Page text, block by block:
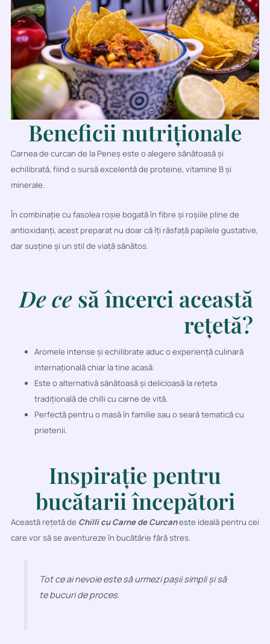
Beneficii nutriționale
Carnea de curcan de la Peneș este o alegere sănătoasă și
echilibrată, fiind o sursă excelentă de proteine, vitamine B și
minerale.
În combinație cu fasolea roșie bogată în fibre și roșiile pline de
antioxidanți, acest preparat nu doar că îți răsfață papilele gustative,
dar susține și un stil de viață sănătos.
De ce să încerci această
rețetă?
Aromele intense și echilibrate aduc o experiență culinară
internațională chiar la tine acasă.
Este o alternativă sănătoasă și delicioasă la rețeta
tradițională de chilli cu carne de vită.
Perfectă pentru o masă în familie sau o seară tematică cu
prietenii.
Inspirație pentru
bucătarii începători
Această rețetă de Chilli cu Carne de Curcaneste ideală pentru cei
care vor să se aventureze în bucătărie fără stres.
Tot ce ai nevoie este să urmezi pașii simpli și să
te bucuri de proces.